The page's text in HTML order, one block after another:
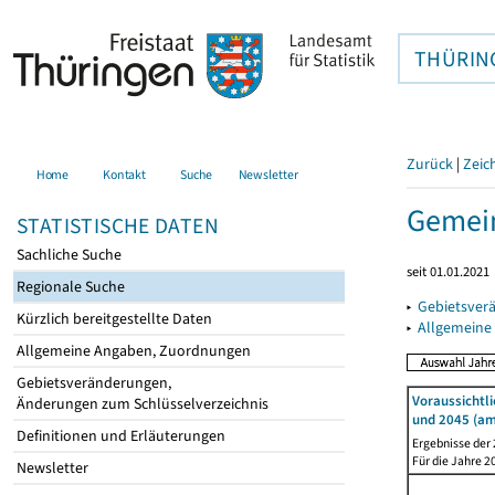
Home Kontakt Suche Newsletter
STATISTISCHE DATEN
Sachliche Suche
Regionale Suche
Kürzlich bereitgestellte Daten
Allgemeine Angaben, Zuordnungen
Gebietsveränderungen,
Änderungen zum Schlüsselverzeichnis
Definitionen und Erläuterungen
Newsletter
Zurück |
seit 01.01.2021
▸
▸
und 2045
Ergebnisse
Für die Jahre